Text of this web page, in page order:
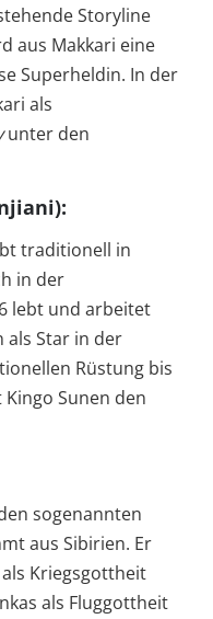
Storyline
aus Makkari eine
Superheldin. In der
als
unter den
:
traditionell in
in der
lebt und arbeitet
als Star in der
Rüstung bis
Sunen den
sogenannten
aus Sibirien. Er
Kriegsgottheit
als Fluggottheit